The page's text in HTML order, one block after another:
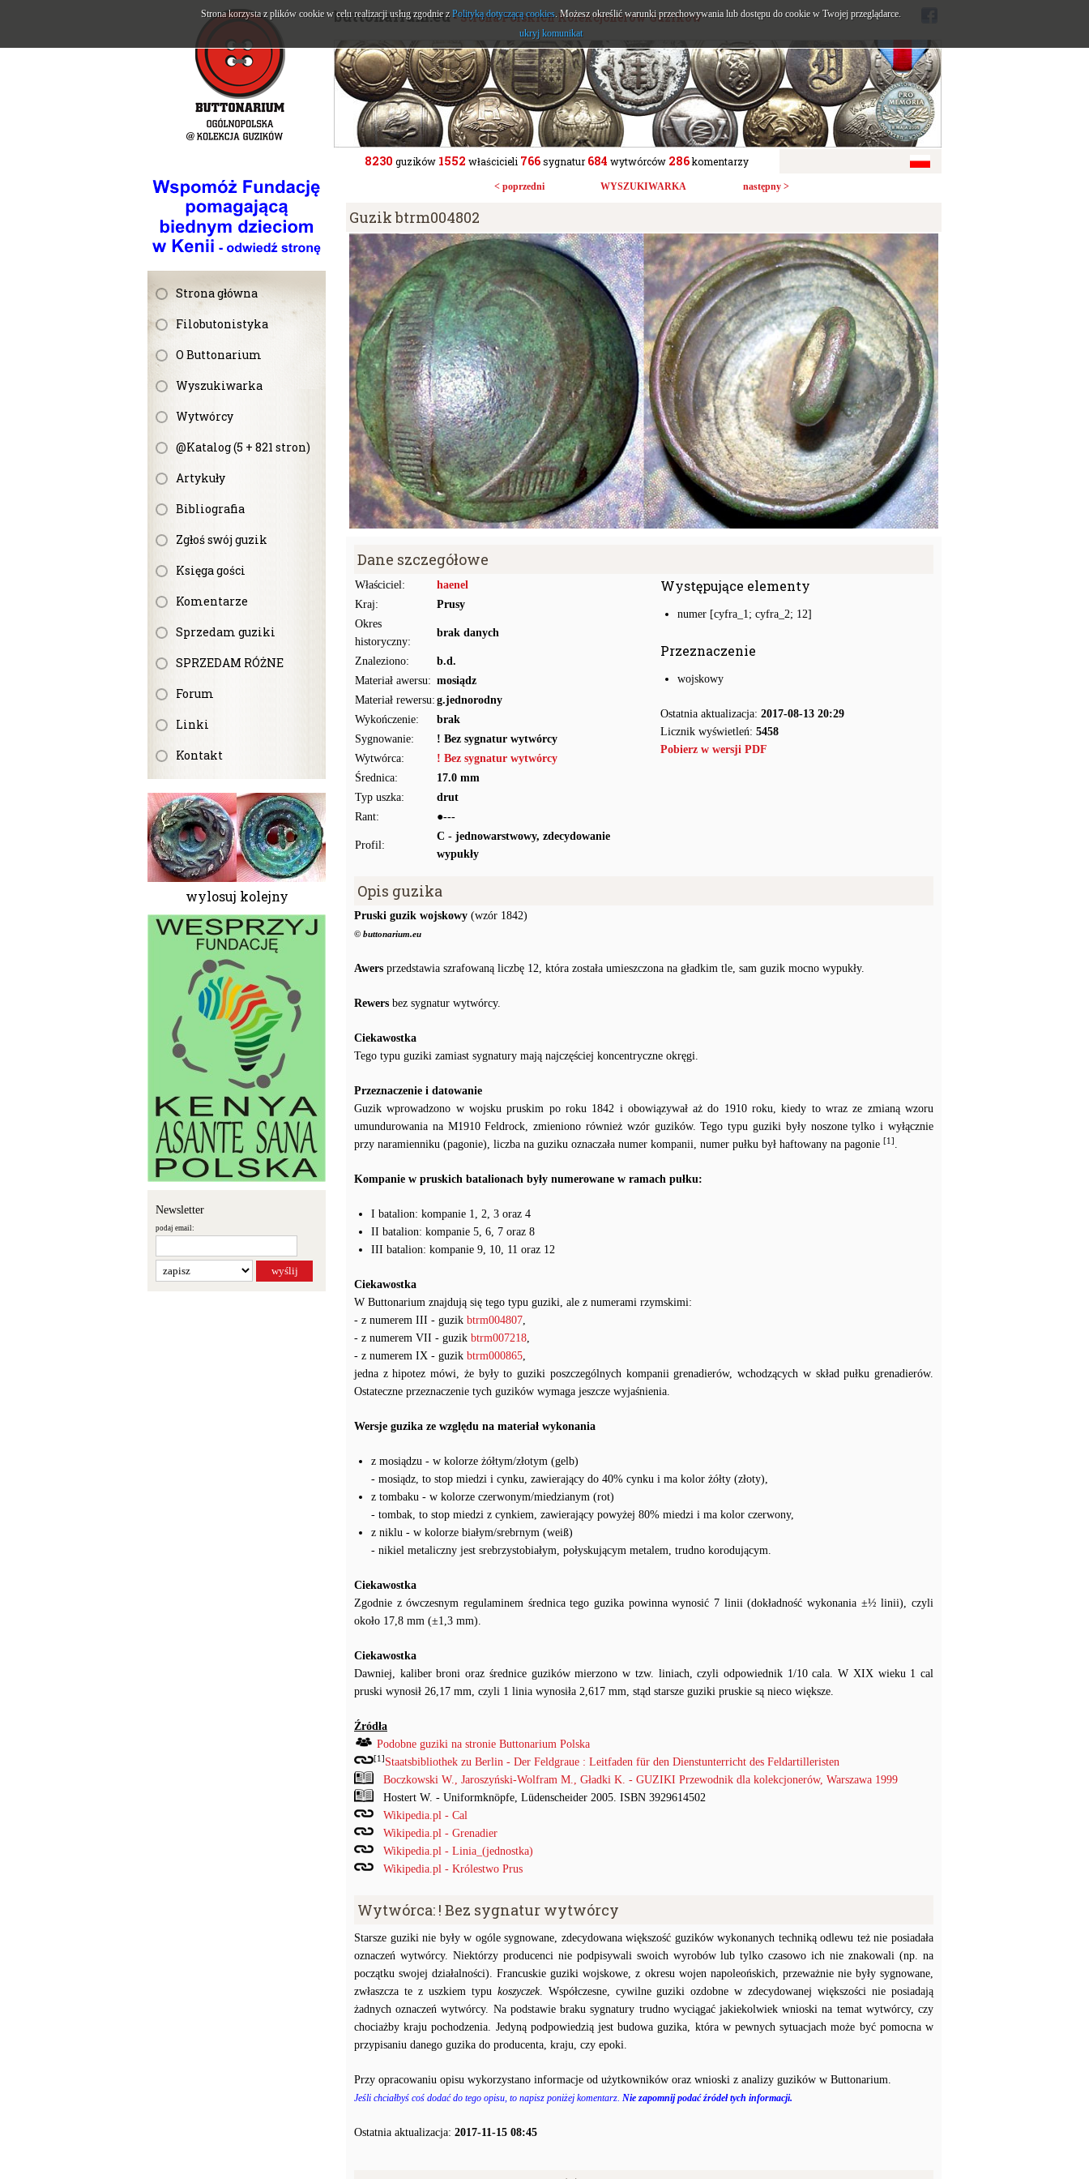
Strona główna
Filobutonistyka
O Buttonarium
Wyszukiwarka
Wytwórcy
@Katalog (5 + 821 stron)
Artykuły
Bibliografia
Zgłoś swój guzik
Księga gości
Komentarze
Sprzedam guziki
SPRZEDAM RÓŻNE
Forum
Linki
Kontakt
wylosuj kolejny
Newsletter
podaj email:
buttonarium.eu- Strona Polskich Kolekcjonerów Guzików
8230 guzików 1552 właścicieli 766sygnatur684 wytwórców 286komentarzy
< poprzedni WYSZUKIWARKA następny >
Guzik btrm004802
Dane szczegółowe
Właściciel:
haenel
Kraj:
Prusy
Okres
historyczny:
brak danych
Znaleziono:
b.d.
Materiał awersu: mosiądz
Materiał rewersu: g.jednorodny
Wykończenie:
brak
Sygnowanie:
! Bez sygnatur wytwórcy
Wytwórca:
! Bez sygnatur wytwórcy
Średnica:
17.0 mm
Typ uszka:
drut
Rant:
●---
Profil:
C - jednowarstwowy, zdecydowanie
wypukły
Występujące elementy
numer [cyfra_1; cyfra_2; 12]
Przeznaczenie
wojskowy
Ostatnia aktualizacja: 2017-08-13 20:29
Licznik wyświetleń: 5458
Pobierz w wersji PDF
Opis guzika
Pruski guzik wojskowy (wzór 1842)
© buttonarium.eu
Awers przedstawia szrafowaną liczbę 12, która została umieszczona na gładkim tle, sam guzik mocno wypukły.
Rewers bez sygnatur wytwórcy.
Ciekawostka
Tego typu guziki zamiast sygnatury mają najczęściej koncentryczne okręgi.
Przeznaczenie i datowanie
Guzik wprowadzono w wojsku pruskim po roku 1842 i obowiązywał aż do 1910 roku, kiedy to wraz ze zmianą wzoru
umundurowania na M1910 Feldrock, zmieniono również wzór guzików. Tego typu guziki były noszone tylko i wyłącznie
przy naramienniku (pagonie), liczba na guziku oznaczała numer kompanii, numer pułku był haftowany na pagonie [1] .
Kompanie w pruskich batalionach były numerowane w ramach pułku:
I batalion: kompanie 1, 2, 3 oraz 4
II batalion: kompanie 5, 6, 7 oraz 8
III batalion: kompanie 9, 10, 11 oraz 12
Ciekawostka
W Buttonarium znajdują się tego typu guziki, ale z numerami rzymskimi:
- z numerem III - guzik btrm004807,
- z numerem VII - guzik btrm007218,
- z numerem IX - guzik btrm000865,
jedna z hipotez mówi, że były to guziki poszczególnych kompanii grenadierów, wchodzących w skład pułku grenadierów.
Ostateczne przeznaczenie tych guzików wymaga jeszcze wyjaśnienia.
Wersje guzika ze względu na materiał wykonania
z mosiądzu - w kolorze żółtym/złotym (gelb)
- mosiądz, to stop miedzi i cynku, zawierający do 40% cynku i ma kolor żółty (złoty),
z tombaku - w kolorze czerwonym/miedzianym (rot)
- tombak, to stop miedzi z cynkiem, zawierający powyżej 80% miedzi i ma kolor czerwony,
z niklu - w kolorze białym/srebrnym (weiß)
- nikiel metaliczny jest srebrzystobiałym, połyskującym metalem, trudno korodującym.
Ciekawostka
Zgodnie z ówczesnym regulaminem średnica tego guzika powinna wynosić 7 linii (dokładność wykonania ±½ linii), czyli
około 17,8 mm (±1,3 mm).
Ciekawostka
Dawniej, kaliber broni oraz średnice guzików mierzono w tzw. liniach, czyli odpowiednik 1/10 cala. W XIX wieku 1 cal
pruski wynosił 26,17 mm, czyli 1 linia wynosiła 2,617 mm, stąd starsze guziki pruskie są nieco większe.
Źródła
Podobne guziki na stronie Buttonarium Polska
[1] Staatsbibliothek zu Berlin - Der Feldgraue : Leitfaden für den Dienstunterricht des Feldartilleristen
Boczkowski W., Jaroszyński-Wolfram M., Gładki K. - GUZIKI Przewodnik dla kolekcjonerów, Warszawa 1999
Hostert W. - Uniformknöpfe, Lüdenscheider 2005. ISBN 3929614502
Wikipedia.pl - Cal
Wikipedia.pl - Grenadier
Wikipedia.pl - Linia_(jednostka)
Wikipedia.pl - Królestwo Prus
Wytwórca: ! Bez sygnatur wytwórcy
Starsze guziki nie były w ogóle sygnowane, zdecydowana większość guzików wykonanych techniką odlewu też nie posiadała
oznaczeń wytwórcy. Niektórzy producenci nie podpisywali swoich wyrobów lub tylko czasowo ich nie znakowali (np. na
początku swojej działalności). Francuskie guziki wojskowe, z okresu wojen napoleońskich, przeważnie nie były sygnowane,
zwłaszcza te z uszkiem typu koszyczek. Współczesne, cywilne guziki ozdobne w zdecydowanej większości nie posiadają
żadnych oznaczeń wytwórcy. Na podstawie braku sygnatury trudno wyciągać jakiekolwiek wnioski na temat wytwórcy, czy
chociażby kraju pochodzenia. Jedyną podpowiedzią jest budowa guzika, która w pewnych sytuacjach może być pomocna w
przypisaniu danego guzika do producenta, kraju, czy epoki.
Przy opracowaniu opisu wykorzystano informacje od użytkowników oraz wnioski z analizy guzików w Buttonarium.
Jeśli chciałbyś coś dodać do tego opisu, to napisz poniżej komentarz. Nie zapomnij podać źródeł tych informacji.
Ostatnia aktualizacja: 2017-11-15 08:45
Strona korzysta z plików cookie w celu realizacji usług zgodnie z Polityką dotyczącą cookies. Możesz określić warunki przechowywania lub dostępu do cookie w Twojej przeglądarce.
ukryj komunikat